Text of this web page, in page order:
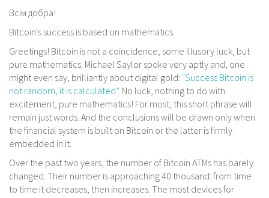
Всім добра!
Bitcoin's success is based on mathematics
Greetings! Bitcoin is not a coincidence, some illusory luck, but
pure mathematics. Michael Saylor spoke very aptly and, one
might even say, brilliantly about digital gold: "Success Bitcoin is
not random, it is calculated”. No luck, nothing to do with
excitement, pure mathematics! For most, this short phrase will
remain just words. And the conclusions will be drawn only when
the financial system is built on Bitcoin or the latter is firmly
embedded in it.
Over the past two years, the number of Bitcoin ATMs has barely
changed. Their number is approaching 40 thousand: from time
to time it decreases, then increases. The most devices for